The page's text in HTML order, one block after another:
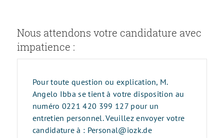
Nous attendons votre candidature avec
impatience :
Pour toute question ou explication, M.
Angelo Ibba se tient à votre disposition au
numéro 0221 420 399 127 pour un
entretien personnel. Veuillez envoyer votre
candidature à : Personal@iozk.de